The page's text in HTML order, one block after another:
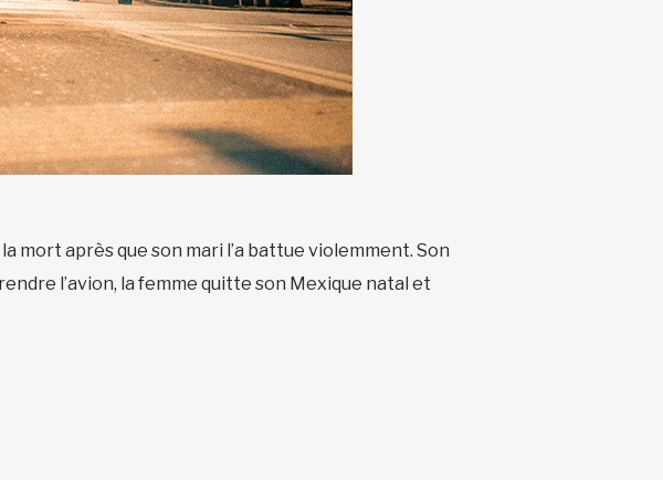
mort après que son mari l’a battue violemment. Son
l’avion, la femme quitte son Mexique natal et